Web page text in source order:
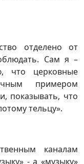
отделено от
Сам я –
что церковные
примером
показывать, что
тельцу».
каналам
- а «музыку»